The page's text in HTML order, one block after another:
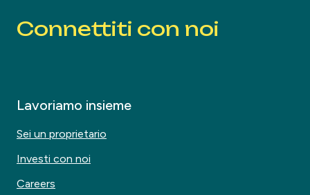
Connettiti con noi
Lavoriamo insieme
Sei un proprietario
Investi con noi
Careers